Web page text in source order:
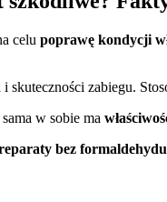
celu poprawę kondycji
skuteczności zabiegu.
w sobie ma
bez formaldehydu